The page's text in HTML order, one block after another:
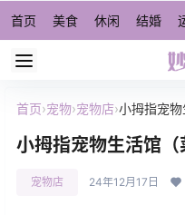
首页 美食 休闲 结婚
首页›宠物›宠物店›小拇指宠物
小拇指宠物生活馆（
宠物店 24年12月17日